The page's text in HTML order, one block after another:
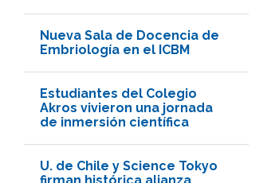
Nueva Sala de Docencia de
Embriología en el ICBM
Estudiantes del Colegio
Akros vivieron una jornada
de inmersión científica
U. de Chile y Science Tokyo
firman histórica alianza